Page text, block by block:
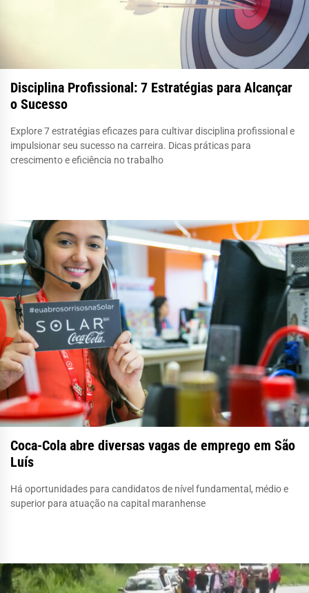
Disciplina Profissional: 7 Estratégias para Alcançar
o Sucesso
Explore 7 estratégias eficazes para cultivar disciplina profissional e
impulsionar seu sucesso na carreira. Dicas práticas para
crescimento e eficiência no trabalho
Coca-Cola abre diversas vagas de emprego em São
Luís
Há oportunidades para candidatos de nível fundamental, médio e
superior para atuação na capital maranhense